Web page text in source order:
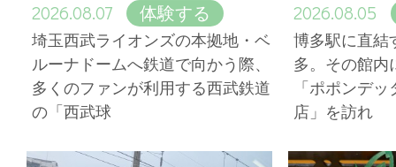
2026.08.07 体験する
埼玉西武ライオンズの本拠地・ベ
ルーナドームへ鉄道で向かう際、
多くのファンが利用する西武鉄道
の「西武球
2026.08.05
博多駅に直結
多。その館内
「ポポンデ
店」を訪れ